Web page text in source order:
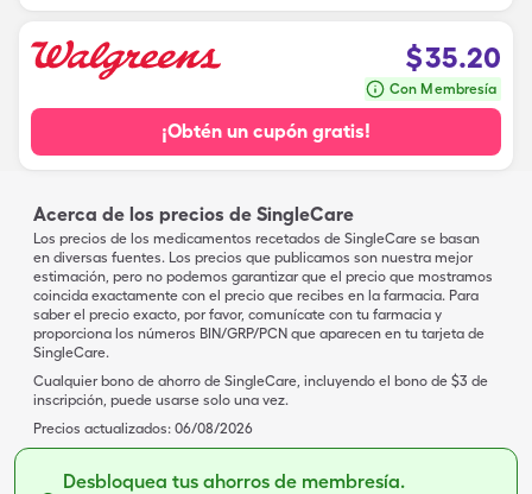
$35.20
Con Membresía
¡Obtén un cupón gratis!
Acerca de los precios de SingleCare
Los precios de los medicamentos recetados de SingleCare se basan
en diversas fuentes. Los precios que publicamos son nuestra mejor
estimación, pero no podemos garantizar que el precio que mostramos
coincida exactamente con el precio que recibes en la farmacia. Para
saber el precio exacto, por favor, comunícate con tu farmacia y
proporciona los números BIN/GRP/PCN que aparecen en tu tarjeta de
SingleCare.
Cualquier bono de ahorro de SingleCare, incluyendo el bono de $3 de
inscripción, puede usarse solo una vez.
Precios actualizados: 06/08/2026
Desbloquea tus ahorros de membresía.